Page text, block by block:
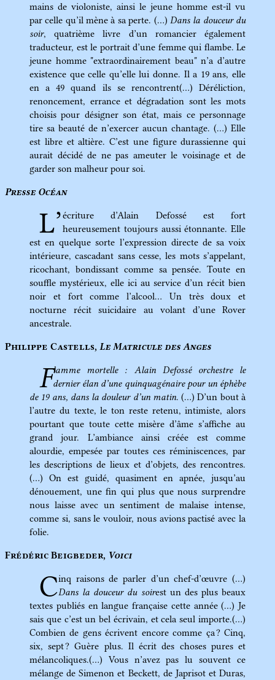
mains de violoniste, ainsi le jeune homme est-il vu
par celle qu’il mène à sa perte. (…) Dans la douceur du
soir, quatrième livre d’un romancier également
traducteur, est le portrait d’une femme qui flambe. Le
jeune homme "extraordinairement beau" n’a d’autre
existence que celle qu’elle lui donne. Il a 19 ans, elle
en a 49 quand ils se rencontrent(…) Déréliction,
renoncement, errance et dégradation sont les mots
choisis pour désigner son état, mais ce personnage
tire sa beauté de n’exercer aucun chantage. (…) Elle
est libre et altière. C’est une figure durassienne qui
aurait décidé de ne pas ameuter le voisinage et de
garder son malheur pour soi.
Presse Océan
L’écriture d’Alain Defossé est fort
heureusement toujours aussi étonnante. Elle
est en quelque sorte l’expression directe de sa voix
intérieure, cascadant sans cesse, les mots s’appelant,
ricochant, bondissant comme sa pensée. Toute en
souffle mystérieux, elle ici au service d’un récit bien
noir et fort comme l’alcool… Un très doux et
nocturne récit suicidaire au volant d’une Rover
ancestrale.
Philippe Castells, Le Matricule des Anges
Flamme mortelle : Alain Defossé orchestre le
dernier élan d’une quinquagénaire pour un éphèbe
de 19 ans, dans la douleur d’un matin. (…) D’un bout à
l’autre du texte, le ton reste retenu, intimiste, alors
pourtant que toute cette misère d’âme s’affiche au
grand jour. L’ambiance ainsi créée est comme
alourdie, empesée par toutes ces réminiscences, par
les descriptions de lieux et d’objets, des rencontres.
(…) On est guidé, quasiment en apnée, jusqu’au
dénouement, une fin qui plus que nous surprendre
nous laisse avec un sentiment de malaise intense,
comme si, sans le vouloir, nous avions pactisé avec la
folie.
Frédéric Beigbeder, Voici
Cinq raisons de parler d’un chef-d’œuvre (…)
Dans la douceur du soirest un des plus beaux
textes publiés en langue française cette année (…) Je
sais que c’est un bel écrivain, et cela seul importe.(…)
Combien de gens écrivent encore comme ça ? Cinq,
six, sept ? Guère plus. Il écrit des choses pures et
mélancoliques.(…) Vous n’avez pas lu souvent ce
mélange de Simenon et Beckett, de Japrisot et Duras,